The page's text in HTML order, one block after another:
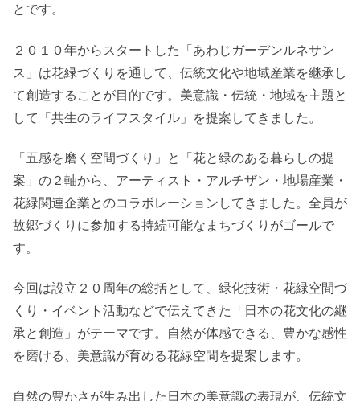
とです。
２０１０年からスタートした「あわじガーデンルネサン
ス」は花緑づくりを通して、伝統文化や地域産業を継承し
て創造することが目的です。美意識・伝統・地域を主題と
して「共生のライフスタイル」を提案してきました。
「五感を磨く空間づくり」と「花と緑のある暮らしの提
案」の２軸から、アーティスト・アルチザン・地場産業・
花緑関連企業とのコラボレーションしてきました。全員が
故郷づくりに参加する持続可能なまちづくりがゴールで
す。
今回は設立２０周年の総括として、緑化技術・花緑空間づ
くり・イベント活動などで伝えてきた「日本の花文化の継
承と創造」がテーマです。自然が体感できる、豊かな感性
を磨ける、美意識が育める花緑空間を提案します。
自然の豊かさが生み出した日本の美意識の表現が、伝統文